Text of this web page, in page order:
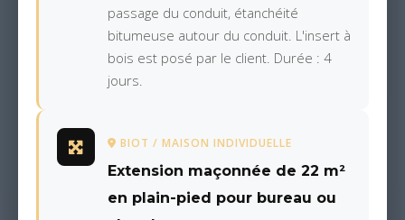
passage du conduit, étanchéité
bitumeuse autour du conduit. L'insert à
bois est posé par le client. Durée : 4
jours.
BIOT / MAISON INDIVIDUELLE
Extension maçonnée de 22 m²
en plain-pied pour bureau ou